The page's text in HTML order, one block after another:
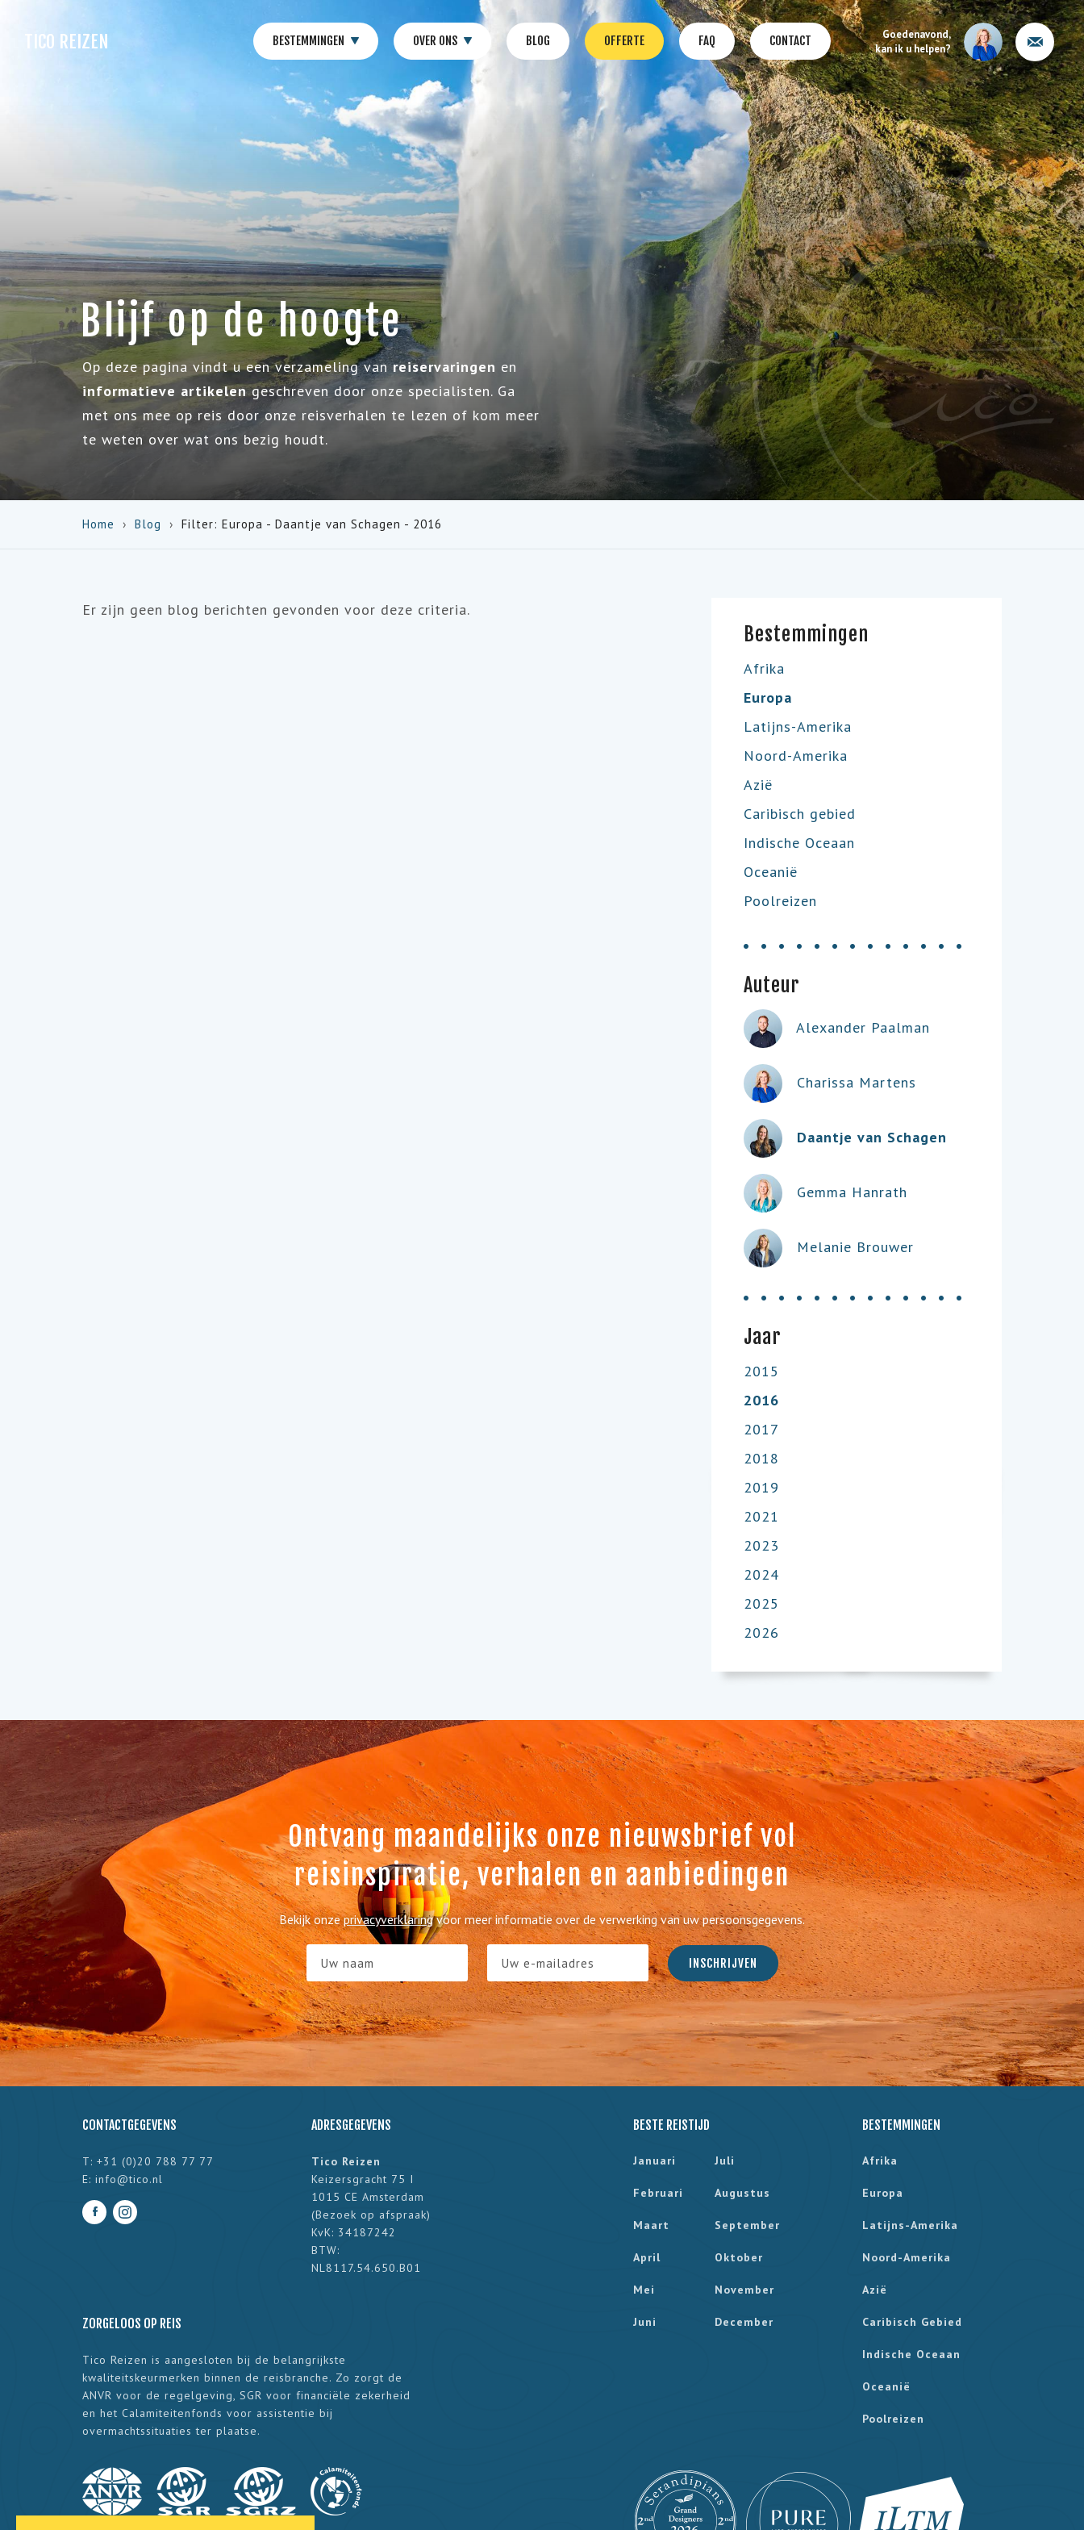
TICO REIZEN BESTEMMINGEN OVER ONS BLOG OFFERTE FAQ CONTACT
Goedenavond,
kan ik u helpen?
Blijf op de hoogte
Op deze pagina vindt u een verzameling vanreiservaringen en
informatieve artikelengeschreven door onze specialisten. Ga
met ons mee op reis door onze reisverhalen te lezen of kom meer
te weten over wat ons bezig houdt.
Home Blog Filter: Europa - Daantje van Schagen - 2016
Er zijn geen blog berichten gevonden voor deze criteria.
Bestemmingen
Afrika
Europa
Latijns-Amerika
Noord-Amerika
Azië
Caribisch gebied
Indische Oceaan
Oceanië
Poolreizen
Auteur
Alexander Paalman
Charissa Martens
Daantje van Schagen
Gemma Hanrath
Melanie Brouwer
Jaar
2015
2016
2017
2018
2019
2021
2023
2024
2025
2026
Ontvang maandelijks onze nieuwsbrief vol
reisinspiratie, verhalen en aanbiedingen
Bekijk onzeprivacyverklaringvoor meer informatie over de verwerking van uw persoonsgegevens.
CONTACTGEGEVENS
T: +31 (0)20 788 77 77
E: info@tico.nl
ADRESGEGEVENS
Tico Reizen
Keizersgracht 75 I
1015 CE Amsterdam
(Bezoek op afspraak)
KvK: 34187242
BTW:
NL8117.54.650.B01
ZORGELOOS OP REIS
Tico Reizen is aangesloten bij de belangrijkste
kwaliteitskeurmerken binnen de reisbranche. Zo zorgt de
ANVR voor de regelgeving, SGR voor financiële zekerheid
en het Calamiteitenfonds voor assistentie bij
overmachtssituaties ter plaatse.
BESTE REISTIJD
Januari
Februari
Maart
April
Mei
Juni
Juli
Augustus
September
Oktober
November
December
BESTEMMINGEN
Afrika
Europa
Latijns-Amerika
Noord-Amerika
Azië
Caribisch Gebied
Indische Oceaan
Oceanië
Poolreizen